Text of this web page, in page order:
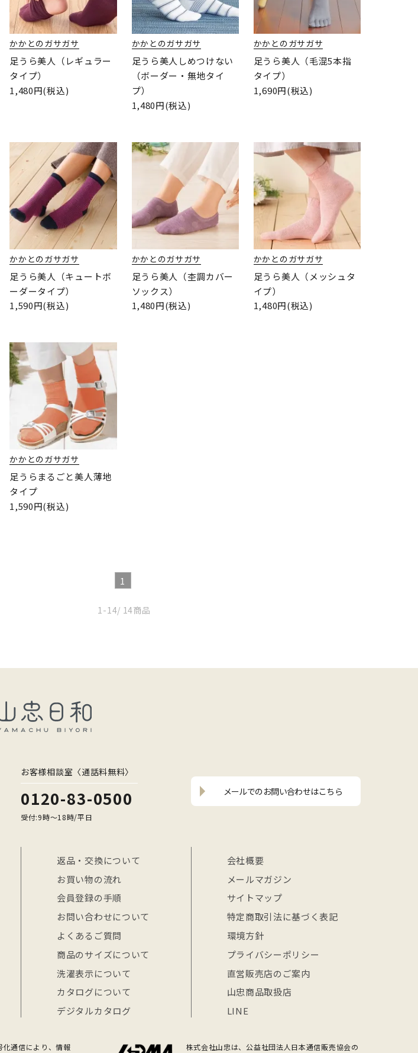
かかとのガサガサ
足うら美人（レギュラー
タイプ）
1,480円(税込)
かかとのガサガサ
足うら美人しめつけない
（ボーダー・無地タイ
プ）
1,480円(税込)
かかとのガサガサ
足うら美人（毛混5本指
タイプ）
1,690円(税込)
かかとのガサガサ
足うら美人（キュートボ
ーダータイプ）
1,590円(税込)
かかとのガサガサ
足うら美人（杢調カバー
ソックス）
1,480円(税込)
かかとのガサガサ
足うら美人（メッシュタ
イプ）
1,480円(税込)
かかとのガサガサ
足うらまるごと美人薄地
タイプ
1,590円(税込)
1
1-14/ 14商品
お客様相談室〈通話料無料〉
0120-83-0500
受付:9時〜18時/平日
メールでのお問い合わせはこちら
返品・交換について
お買い物の流れ
会員登録の手順
お問い合わせについて
よくあるご質問
商品のサイズについて
洗濯表示について
カタログについて
デジタルカタログ
会社概要
メールマガジン
サイトマップ
特定商取引法に基づく表記
環境方針
プライバシーポリシー
直営販売店のご案内
山忠商品取扱店
LINE
化通信により、情報 株式会社山忠は、公益社団法人日本通信販売協会の